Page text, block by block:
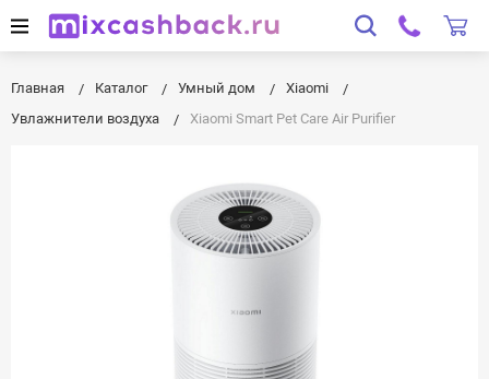
Главная Каталог Умный дом
Xiaomi
Увлажнители воздуха
Xiaomi Smart Pet Care Air Purifier